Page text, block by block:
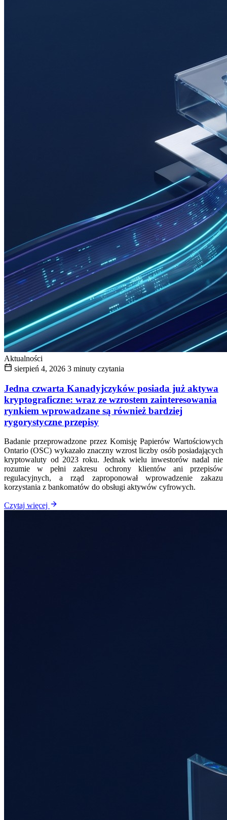
Aktualności
sierpień 4, 2026 3 minuty czytania
Jedna czwarta Kanadyjczyków posiada już aktywa
kryptograficzne: wraz ze wzrostem zainteresowania
rynkiem wprowadzane są również bardziej
rygorystyczne przepisy
Badanie przeprowadzone przez Komisję Papierów Wartościowych
Ontario (OSC) wykazało znaczny wzrost liczby osób posiadających
kryptowaluty od 2023 roku. Jednak wielu inwestorów nadal nie
rozumie w pełni zakresu ochrony klientów ani przepisów
regulacyjnych, a rząd zaproponował wprowadzenie zakazu
korzystania z bankomatów do obsługi aktywów cyfrowych.
Czytaj więcej